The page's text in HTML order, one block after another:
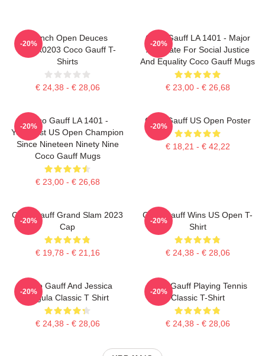
French Open Deuces
DTNK0203 Coco Gauff T-
Shirts
€ 24,38 - € 28,06
-20%
Coco Gauff LA 1401 - Major
Advocate For Social Justice
And Equality Coco Gauff Mugs
€ 23,00 - € 26,68
-20%
Coco Gauff LA 1401 -
Youngest US Open Champion
Since Nineteen Ninety Nine
Coco Gauff Mugs
€ 23,00 - € 26,68
-20%
Coco Gauff US Open Poster
€ 18,21 - € 42,22
-20%
Coco Gauff Grand Slam 2023
Cap
€ 19,78 - € 21,16
-20%
Coco Gauff Wins US Open T-
Shirt
€ 24,38 - € 28,06
-20%
Coco Gauff And Jessica
Pegula Classic T Shirt
€ 24,38 - € 28,06
-20%
Coco Gauff Playing Tennis
Classic T-Shirt
€ 24,38 - € 28,06
-20%